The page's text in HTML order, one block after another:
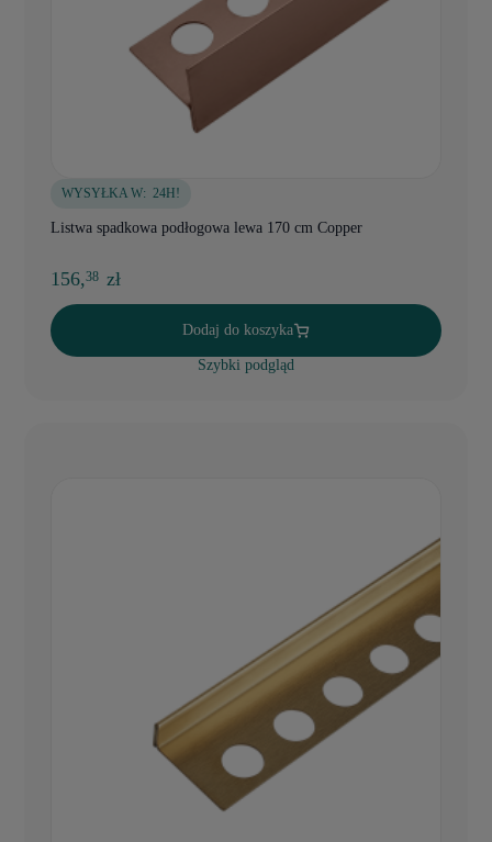
WYSYŁKA W: 24H!
Listwa spadkowa podłogowa lewa 170 cm Copper
156,38 zł
Dodaj do koszyka
Szybki podgląd